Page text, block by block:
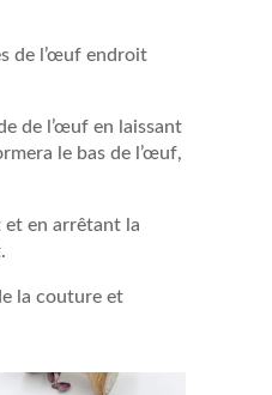
de l’œuf endroit
de l’œuf en laissant
le bas de l’œuf,
et en arrêtant la
la couture et